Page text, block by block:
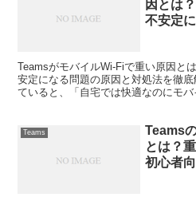
因とは
不安定
TeamsがモバイルWi-Fiで重い原因と
安定になる問題の原因と対処法を徹
ていると、「自宅では快適なのにモ
Teams
Teams
とは？
初心者